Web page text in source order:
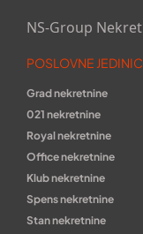
NS-Group
POSLOVNE
Grad nekretnine
021 nekretnine
Royal nekretnine
Office nekretnine
Klub nekretnine
Spens nekretnine
Stan nekretnine